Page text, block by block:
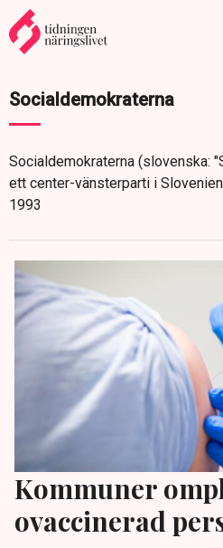
Socialdemokraterna
Socialdemokraterna (slovenska:
ett center-vänsterparti i
1993
Kommuner
ovaccinerad